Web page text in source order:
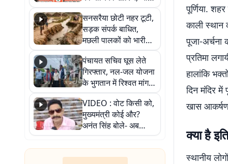
क्या है पूरा मामला
सनसरैया छोटी नहर टूटी,
सड़क संपर्क बाधित,
मछली पालकों को भारी
नुकसान
पंचायत सचिव घूस लेते
गिरफ्तार, नल-जल योजना
के भुगतान में रिश्वत मांगना
पड़ा भारी
VIDEO : वोट किसी को,
मुख्यमंत्री कोई और?
अनंत सिंह बोले- अब
जनता हर चुनाव में देगी
जवाब
पूर्णिया.
काली
पूजा-अर्चना
प्रतिमा
हालांकि
दिन मंदिर में
खास आकर्षण
क्या है
स्थानीय